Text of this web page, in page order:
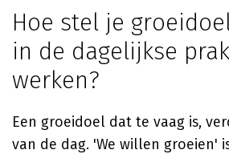
Hoe stel je
in de dagelijkse
werken?
Een groeidoel dat te vaag is,
van de dag. 'We willen groeien'